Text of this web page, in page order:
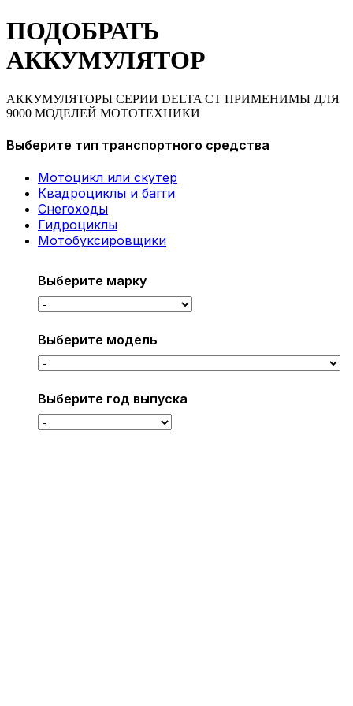
ПОДОБРАТЬ
АККУМУЛЯТОР
АККУМУЛЯТОРЫ СЕРИИ DELTA CT ПРИМЕНИМЫ ДЛЯ
9000 МОДЕЛЕЙ МОТОТЕХНИКИ
Выберите тип транспортного средства
Мотоцикл или скутер
Квадроциклы и багги
Снегоходы
Гидроциклы
Мотобуксировщики
Выберите марку
Выберите модель
Выберите год выпуска